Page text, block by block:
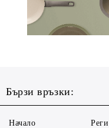
Бързи връзки:
Начало